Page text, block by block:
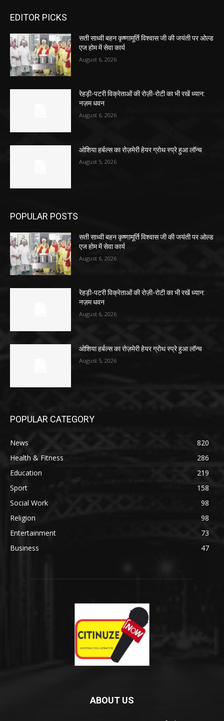
EDITOR PICKS
सती साध्वी बहन कृष्णामूर्ति विश्वास जी की जयंती पर ओल्ड
एज होम में सेवा कार्य
August 6, 2026
रेहड़ी-पटरी विक्रेताओं की रोज़ी-रोटी का भी रखें ध्यान:
नज़म धवन
August 6, 2026
ओशिया हर्बल्स का रोज़मेरी हेयर ग्रोथ स्प्रे हुआ लॉन्च
August 5, 2026
POPULAR POSTS
सती साध्वी बहन कृष्णामूर्ति विश्वास जी की जयंती पर ओल्ड
एज होम में सेवा कार्य
August 6, 2026
रेहड़ी-पटरी विक्रेताओं की रोज़ी-रोटी का भी रखें ध्यान:
नज़म धवन
August 6, 2026
ओशिया हर्बल्स का रोज़मेरी हेयर ग्रोथ स्प्रे हुआ लॉन्च
August 5, 2026
POPULAR CATEGORY
News
820
Health & Fitness
286
Education
219
Sport
158
Social Work
98
Religion
98
Entertainment
73
Business
47
ABOUT US